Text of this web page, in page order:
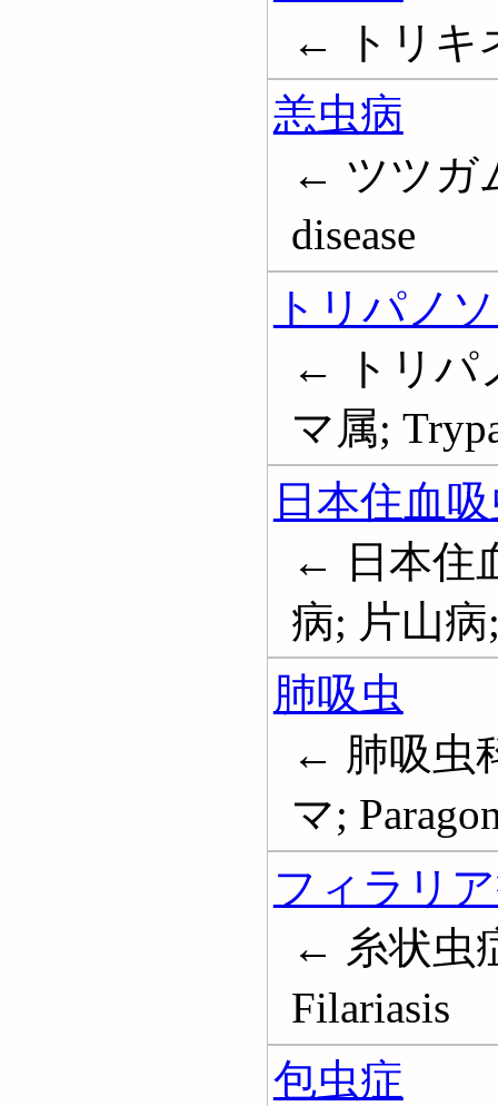
← トリキ
恙虫病
← ツツガ
disease
トリパノ
← トリパ
マ属;
日本住血
← 日本住
病; 片山病
肺吸虫
← 肺吸虫
マ;
フィラリ
← 糸状虫
Filariasis
包虫症